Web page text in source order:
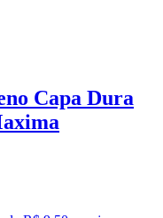
Capa Dura